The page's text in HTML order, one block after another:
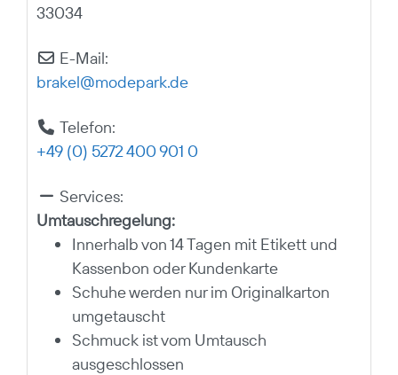
33034
E-Mail:
brakel@modepark.de
Telefon:
+49 (0) 5272 400 901 0
Services:
Umtauschregelung:
Innerhalb von 14 Tagen mit Etikett und
Kassenbon oder Kundenkarte
Schuhe werden nur im Originalkarton
umgetauscht
Schmuck ist vom Umtausch
ausgeschlossen